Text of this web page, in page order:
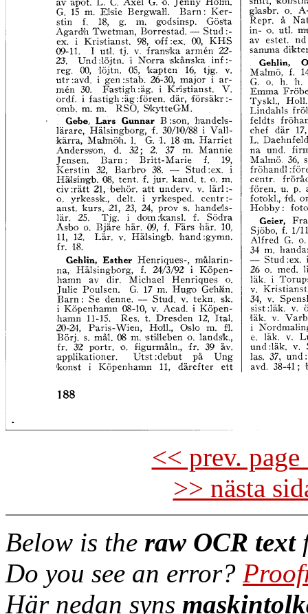
<< prev.
>> nästa
Below is the raw OCR text
Do you see an error?
Här nedan syns